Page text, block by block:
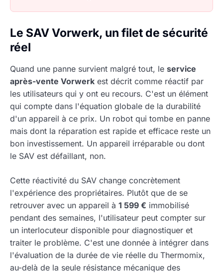
Le SAV Vorwerk, un filet de sécurité
réel
Quand une panne survient malgré tout, le service
après-vente Vorwerk est décrit comme réactif par
les utilisateurs qui y ont eu recours. C'est un élément
qui compte dans l'équation globale de la durabilité
d'un appareil à ce prix. Un robot qui tombe en panne
mais dont la réparation est rapide et efficace reste un
bon investissement. Un appareil irréparable ou dont
le SAV est défaillant, non.
Cette réactivité du SAV change concrètement
l'expérience des propriétaires. Plutôt que de se
retrouver avec un appareil à 1 599 € immobilisé
pendant des semaines, l'utilisateur peut compter sur
un interlocuteur disponible pour diagnostiquer et
traiter le problème. C'est une donnée à intégrer dans
l'évaluation de la durée de vie réelle du Thermomix,
au-delà de la seule résistance mécanique des